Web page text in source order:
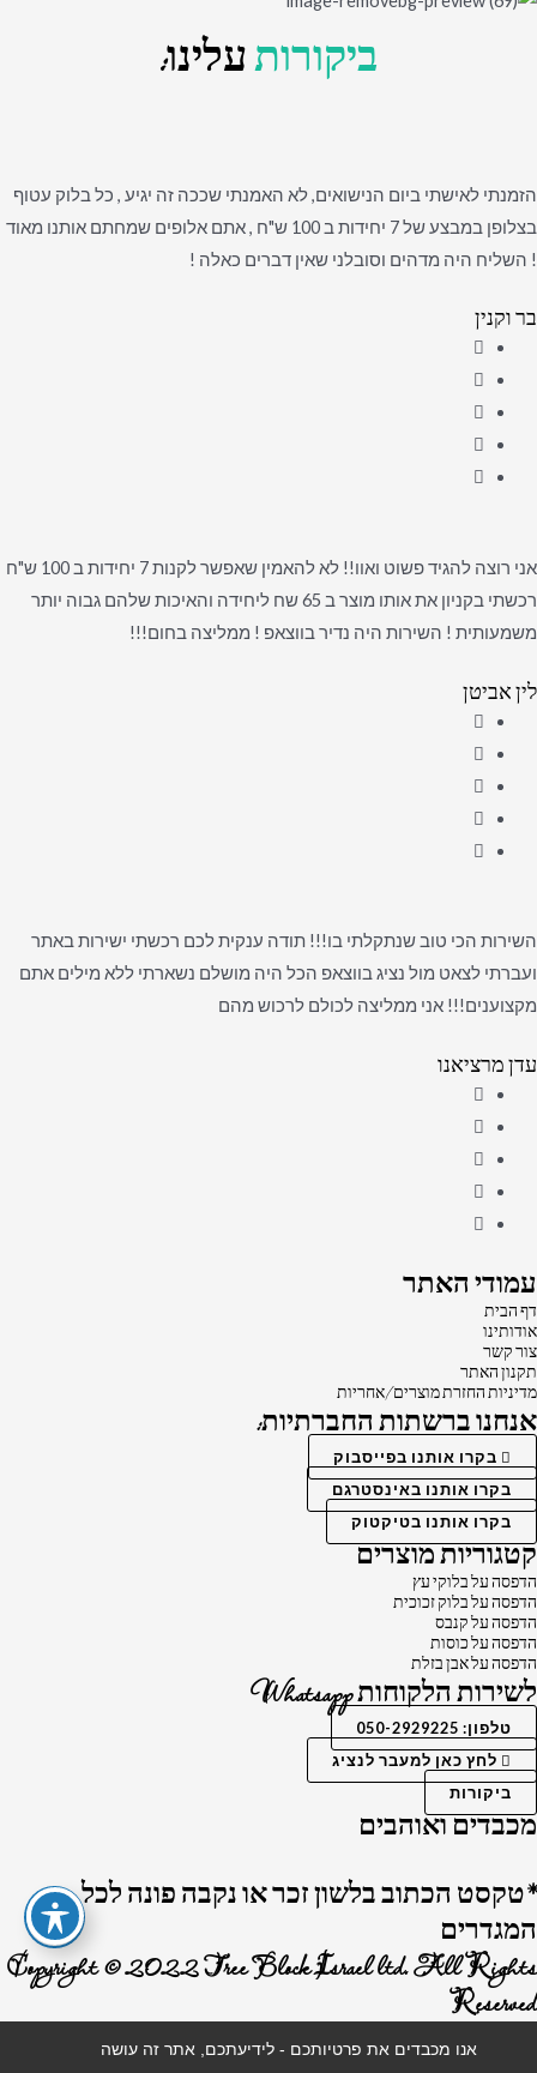
ביקורותעלינו:
הזמנתי לאישתי ביום הנישואים, לא האמנתי שככה זה יגיע , כל בלוק עטוף
בצלופן במבצע של 7 יחידות ב 100 ש"ח , אתם אלופים שמחתם אותנו מאוד
! השליח היה מדהים וסובלני שאין דברים כאלה !
בר וקנין
אני רוצה להגיד פשוט ואוו!! לא להאמין שאפשר לקנות 7 יחידות ב 100 ש"ח
רכשתי בקניון את אותו מוצר ב 65 שח ליחידה והאיכות שלהם גבוה יותר
משמעותית ! השירות היה נדיר בווצאפ ! ממליצה בחום!!!
לין אביטן
השירות הכי טוב שנתקלתי בו!!! תודה ענקית לכם רכשתי ישירות באתר
ועברתי לצאט מול נציג בווצאפ הכל היה מושלם נשארתי ללא מילים אתם
מקצוענים!!! אני ממליצה לכולם לרכוש מהם
עדן מרציאנו
עמודי האתר
דף הבית
אודותינו
צור קשר
תקנון האתר
מדיניות החזרת מוצרים/אחריות
אנחנו ברשתות החברתיות:
בקרו אותנו בפייסבוק
בקרו אותנו באינסטרגם
בקרו אותנו בטיקטוק
קטגוריות מוצרים
הדפסה על בלוקי עץ
הדפסה על בלוק זכוכית
הדפסה על קנבס
הדפסה על כוסות
הדפסה על אבן בזלת
לשירות הלקוחות Whatsapp
טלפון: 050-2929225
לחץ כאן למעבר לנציג
ביקורות
מכבדים ואוהבים
*טקסט הכתוב בלשון זכר או נקבה פונה לכל
המגדרים
Copyright © 2022 Tree Block Israel ltd. All Rights
Reserved
אנו מכבדים את פרטיותכם - לידיעתכם, אתר זה עושה